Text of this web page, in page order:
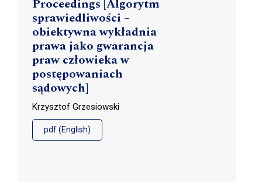
Proceedings [Algorytm
sprawiedliwości –
obiektywna wykładnia
prawa jako gwarancja
praw człowieka w
postępowaniach
sądowych]
Krzysztof Grzesiowski
pdf (English)